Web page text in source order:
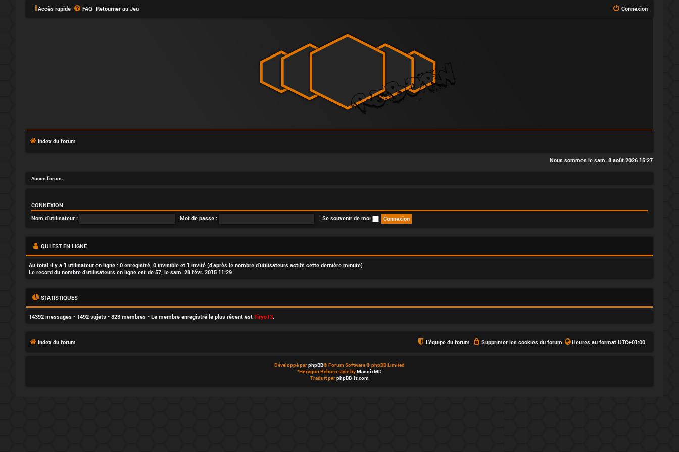
Accès rapide FAQ Retourner au Jeu Connexion
Index du forum
Nous sommes le sam. 8 août 2026 15:27
Aucun forum.
CONNEXION
Nom d’utilisateur : Mot de passe : | Se souvenir de moi
QUI EST EN LIGNE
Au total il y a 1 utilisateur en ligne : 0 enregistré, 0 invisible et 1 invité (d’après le nombre d’utilisateurs actifs cette dernière minute)
Le record du nombre d’utilisateurs en ligne est de 57 , le sam. 28 févr. 2015 11:29
STATISTIQUES
14392 messages • 1492 sujets • 823 membres • Le membre enregistré le plus récent est Tiryo13.
Index du forum Heures au format UTC+01:00
Supprimer les cookies du forum
L’équipe du forum
Développé parphpBB® Forum Software © phpBB Limited
*Hexagon Reborn style byMannixMD
Traduit parphpBB-fr.com